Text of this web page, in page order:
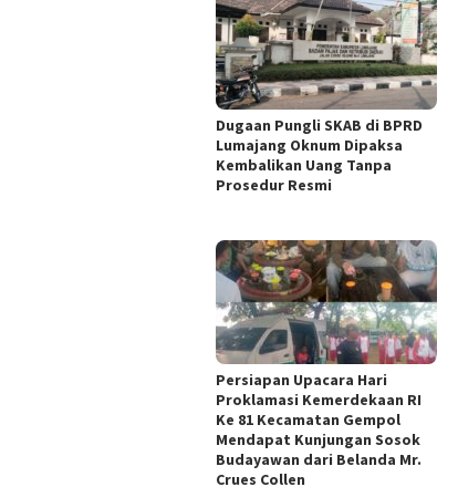
Dugaan Pungli SKAB di BPRD
Lumajang Oknum Dipaksa
Kembalikan Uang Tanpa
Prosedur Resmi
Persiapan Upacara Hari
Proklamasi Kemerdekaan RI
Ke 81 Kecamatan Gempol
Mendapat Kunjungan Sosok
Budayawan dari Belanda Mr.
Crues Collen